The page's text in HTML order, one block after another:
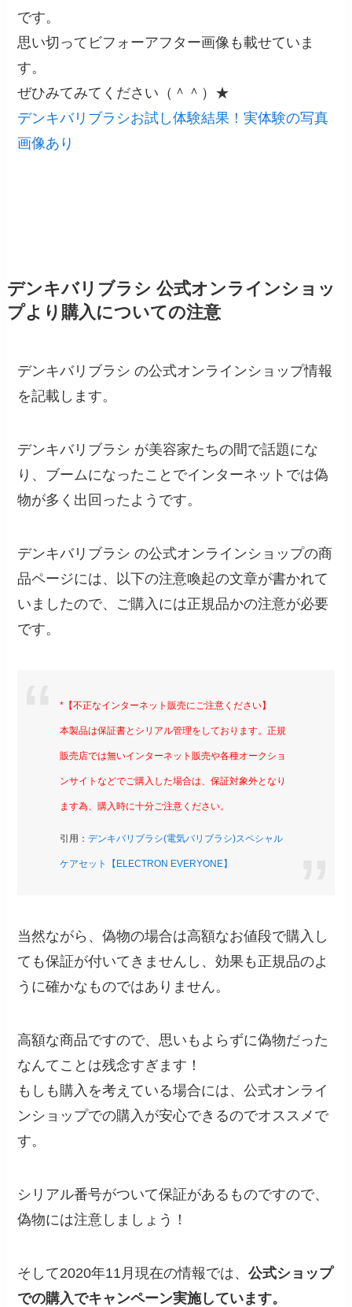
です。
思い切ってビフォーアフター画像も載せていま
す。
ぜひみてみてください（＾＾）★
デンキバリブラシお試し体験結果！実体験の写真
画像あり
デンキバリブラシ 公式オンラインショッ
プより購入についての注意
デンキバリブラシ の公式オンラインショップ情報
を記載します。
デンキバリブラシ が美容家たちの間で話題にな
り、ブームになったことでインターネットでは偽
物が多く出回ったようです。
デンキバリブラシ の公式オンラインショップの商
品ページには、以下の注意喚起の文章が書かれて
いましたので、ご購入には正規品かの注意が必要
です。
*【不正なインターネット販売にご注意ください】
本製品は保証書とシリアル管理をしております。正規
販売店では無いインターネット販売や各種オークショ
ンサイトなどでご購入した場合は、保証対象外となり
ます為、購入時に十分ご注意ください。
引用：デンキバリブラシ(電気バリブラシ)スペシャル
ケアセット【ELECTRON EVERYONE】
当然ながら、偽物の場合は高額なお値段で購入し
ても保証が付いてきませんし、効果も正規品のよ
うに確かなものではありません。
高額な商品ですので、思いもよらずに偽物だった
なんてことは残念すぎます！
もしも購入を考えている場合には、公式オンライ
ンショップでの購入が安心できるのでオススメで
す。
シリアル番号がついて保証があるものですので、
偽物には注意しましょう！
そして2020年11月現在の情報では、公式ショップ
での購入でキャンペーン実施しています。